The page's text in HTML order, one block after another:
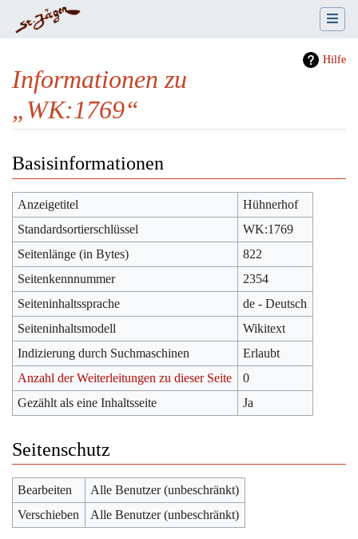
Hilfe
Informationen zu
„WK:1769“
Basisinformationen
Anzeigetitel
Hühnerhof
Standardsortierschlüssel
WK:1769
Seitenlänge (in Bytes)
822
Seitenkennnummer
2354
Seiteninhaltssprache
de - Deutsch
Seiteninhaltsmodell
Wikitext
Indizierung durch Suchmaschinen
Erlaubt
Anzahl der Weiterleitungen zu dieser Seite
0
Gezählt als eine Inhaltsseite
Ja
Seitenschutz
Bearbeiten
Alle Benutzer (unbeschränkt)
Verschieben
Alle Benutzer (unbeschränkt)